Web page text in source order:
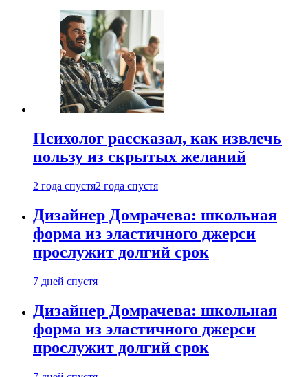
Психолог рассказал, как извлечь
пользу из скрытых желаний
2 года спустя2 года спустя
Дизайнер Домрачева: школьная
форма из эластичного джерси
прослужит долгий срок
7 дней спустя
Дизайнер Домрачева: школьная
форма из эластичного джерси
прослужит долгий срок